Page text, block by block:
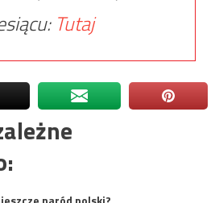
Tutaj